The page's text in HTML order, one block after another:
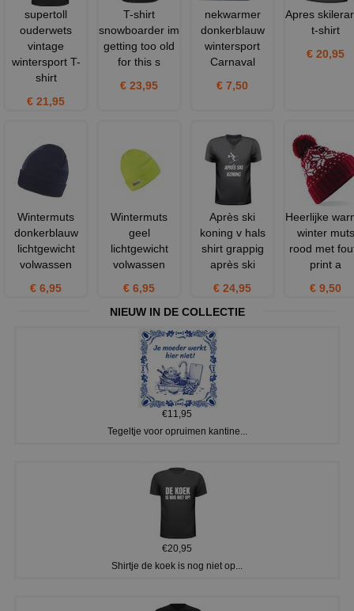
supertoll
ouderwets
vintage
wintersport T-
shirt
€ 21,95
T-shirt
snowboarder im
getting too old
for this s
€ 23,95
nekwarmer
donkerblauw
wintersport
Carnaval
€ 7,50
Apres
t-shirt
€ 20,95
Wintermuts
donkerblauw
lichtgewicht
volwassen
€ 6,95
Wintermuts
geel
lichtgewicht
volwassen
€ 6,95
Après ski
koning v hals
shirt grappig
après ski
€ 24,95
Heerlijke
winter muts
rood met
print a
€ 9,50
NIEUW IN DE COLLECTIE
€11,95
Tegeltje voor opruimen kantine...
€20,95
Shirtje de koek is nog niet op...